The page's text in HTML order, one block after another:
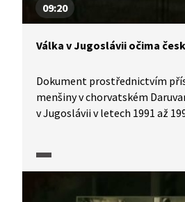
09:20
Válka v Jugoslávii očima
Dokument prostřednictvím
menšiny v chorvatském
v Jugoslávii v letech 1991 až